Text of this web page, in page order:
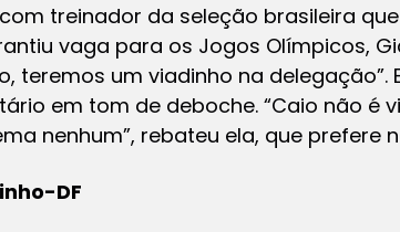
treinador da seleção brasileira
vaga para os Jogos Olímpicos,
teremos um viadinho na
em tom de deboche. “Caio não é
nenhum”, rebateu ela, que prefere
DF